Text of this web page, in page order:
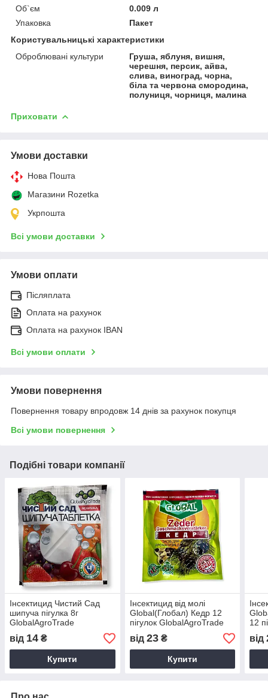
Об`єм
0.009 л
Упаковка
Пакет
Користувальницькі характеристики
Оброблювані культури
Груша, яблуня, вишня,
черешня, персик, айва,
слива, виноград, чорна,
біла та червона смородина,
полуниця, чорниця, малина
Приховати
Умови доставки
Нова Пошта
Магазини Rozetka
Укрпошта
Всі умови доставки
Умови оплати
Післяплата
Оплата на рахунок
Оплата на рахунок IBAN
Всі умови оплати
Умови повернення
Повернення товару впродовж 14 днів за рахунок покупця
Всі умови повернення
Подібні товари компанії
Інсектицид Чистий Сад
шипуча пігулка 8г
GlobalAgroTrade
від 14 ₴
Купити
Інсектицид від молі
Global(Глобал) Кедр 12
пігулок GlobalAgroTrade
від 23₴
Купити
12
від